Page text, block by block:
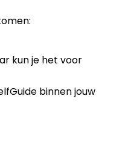
kun je het voor
binnen jouw